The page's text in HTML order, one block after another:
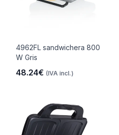
4962FL sandwichera 800
W Gris
48.24€ (IVA incl.)